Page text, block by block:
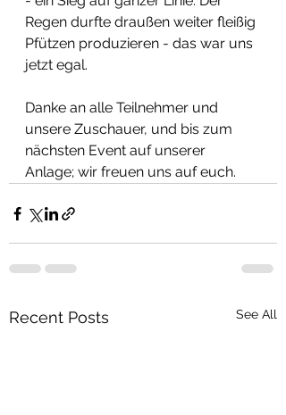
Regen durfte draußen weiter fleißig
Pfützen produzieren - das war uns
jetzt egal.
Danke an alle Teilnehmer und
unsere Zuschauer, und bis zum
nächsten Event auf unserer
Anlage; wir freuen uns auf euch.
Recent Posts See All